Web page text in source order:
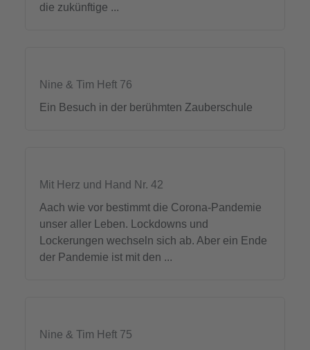
die zukünftige ...
Nine & Tim Heft 76
Ein Besuch in der berühmten Zauberschule
Mit Herz und Hand Nr. 42
Aach wie vor bestimmt die Corona-Pandemie
unser aller Leben. Lockdowns und
Lockerungen wechseln sich ab. Aber ein Ende
der Pandemie ist mit den ...
Nine & Tim Heft 75